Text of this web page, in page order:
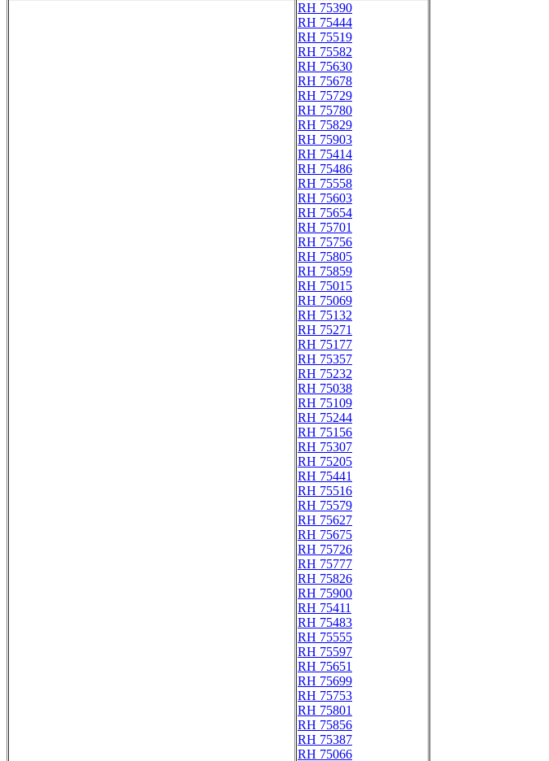
RH 75390
RH 75444
RH 75519
RH 75582
RH 75630
RH 75678
RH 75729
RH 75780
RH 75829
RH 75903
RH 75414
RH 75486
RH 75558
RH 75603
RH 75654
RH 75701
RH 75756
RH 75805
RH 75859
RH 75015
RH 75069
RH 75132
RH 75271
RH 75177
RH 75357
RH 75232
RH 75038
RH 75109
RH 75244
RH 75156
RH 75307
RH 75205
RH 75441
RH 75516
RH 75579
RH 75627
RH 75675
RH 75726
RH 75777
RH 75826
RH 75900
RH 75411
RH 75483
RH 75555
RH 75597
RH 75651
RH 75699
RH 75753
RH 75801
RH 75856
RH 75387
RH 75066